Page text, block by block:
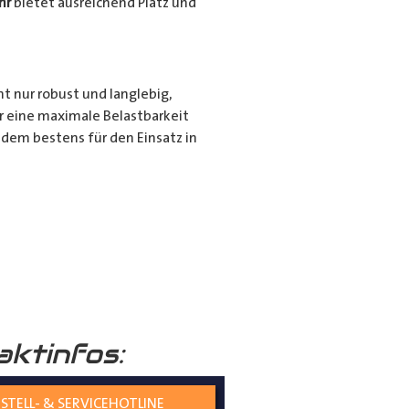
nur robust und langlebig,
eine maximale Belastbarkeit
bestens für den Einsatz in
& SERVICEHOTLINE